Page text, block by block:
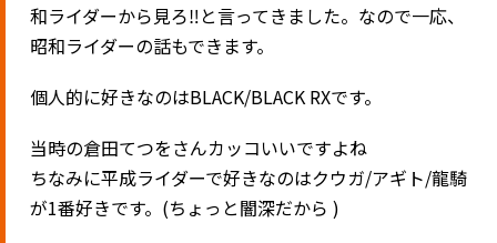
和ライダーから見ろ‼️と言ってきました。なので一応、
昭和ライダーの話もできます。
個人的に好きなのはBLACK/BLACK RXです。
当時の倉田てつをさんカッコいいですよね
ちなみに平成ライダーで好きなのはクウガ/アギト/龍騎
が1番好きです。(ちょっと闇深だから )